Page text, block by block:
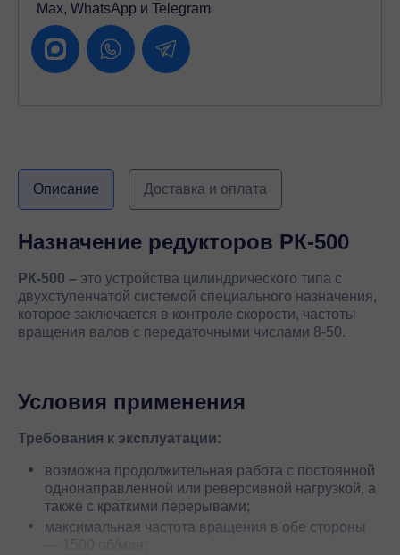
Max, WhatsApp и Telegram
Описание Доставка и оплата
Назначение редукторов РК-500
РК-500 – это устройства цилиндрического типа с
двухступенчатой системой специального назначения,
которое заключается в контроле скорости, частоты
вращения валов с передаточными числами 8-50.
Условия применения
Требования к эксплуатации:
возможна продолжительная работа с постоянной
однонаправленной или реверсивной нагрузкой, а
также с краткими перерывами;
максимальная частота вращения в обе стороны